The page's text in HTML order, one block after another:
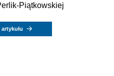
Piątkowskiej